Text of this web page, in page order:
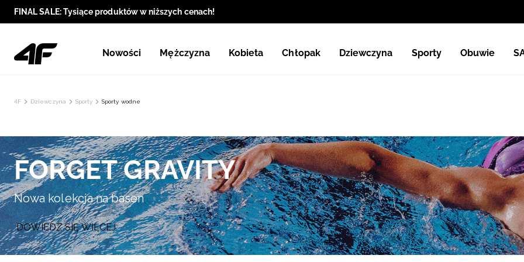
FINAL SALE: Tysiące produktów w niższych cenach!
Nowości Mężczyzna Kobieta Chłopak Dziewczyna Sporty Obuwie
4F Dziewczyna Sporty Sporty wodne
FORGET GRAVITY
Nowa kolekcja na basen
DOWIEDZ SIĘ WIĘCEJ